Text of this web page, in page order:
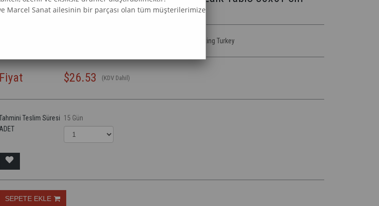
)
Marcel Sanat Elmas Mozaik Tablo & Diamond Painting Turkey
Fiyat $26.53 (KDV Dahil)
Teslim Süresi 15 Gün
ADET
Marcel Sanat ailesinin bir parçası olan tüm müşterilerimize